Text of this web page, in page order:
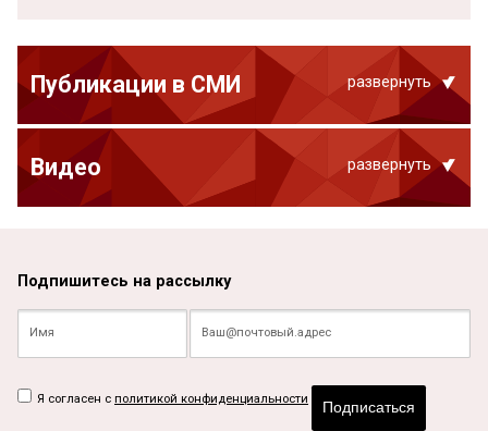
Публикации в СМИ развернуть
Видео развернуть
Подпишитесь на рассылку
Я согласен с политикой конфиденциальности
Подписаться